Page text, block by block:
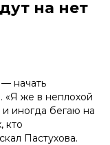
на нет
— начать
«Я же в неплохой
иногда бегаю на
кто
Пастухова.